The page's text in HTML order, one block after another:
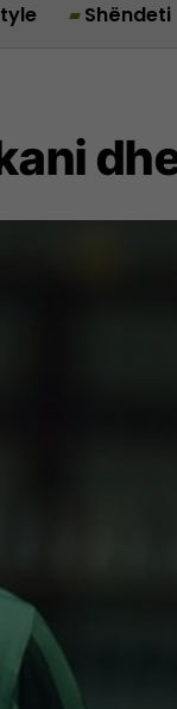
Shëndeti